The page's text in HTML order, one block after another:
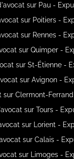
sur Pau -
sur Poitiers -
sur Rennes -
sur Quimper -
sur St-Étienne -
sur Avignon -
sur Clermont-
sur Tours -
sur Lorient -
sur Calais -
sur Limoges -